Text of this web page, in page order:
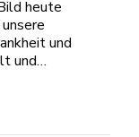
heute
und
und…